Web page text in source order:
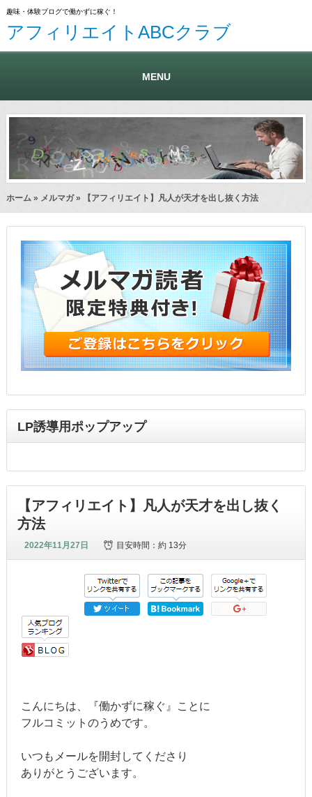
趣味・体験ブログで働かずに稼ぐ！
アフィリエイトABCクラブ
MENU
ホーム » メルマガ» 【アフィリエイト】凡人が天才を出し抜く方法
LP誘導用ポップアップ
【アフィリエイト】凡人が天才を出し抜く
方法
2022年11月27日 目安時間：約 13分
こんにちは、『働かずに稼ぐ』ことに
フルコミットのうめです。
いつもメールを開封してくださり
ありがとうございます。